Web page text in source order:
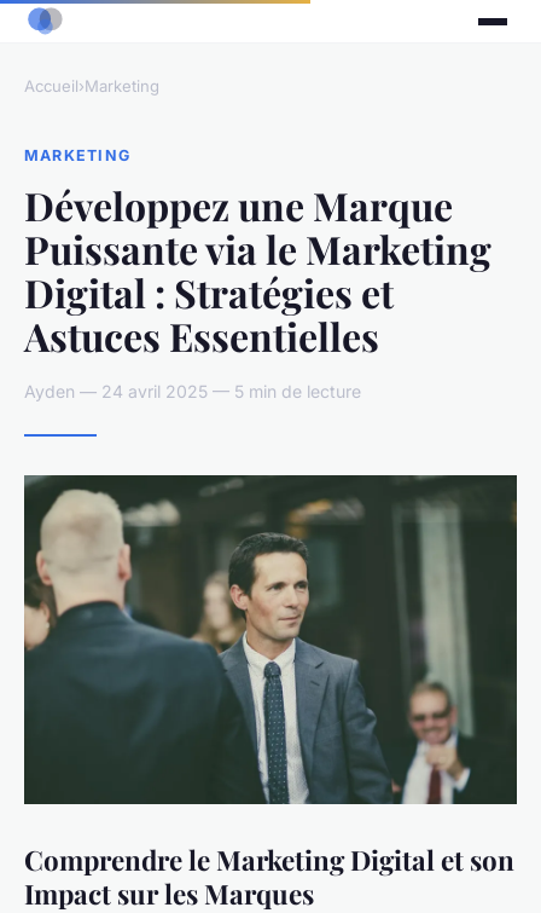
Accueil›Marketing
MARKETING
Développez une Marque
Puissante via le Marketing
Digital : Stratégies et
Astuces Essentielles
Ayden — 24 avril 2025 — 5 min de lecture
Comprendre le Marketing Digital et son
Impact sur les Marques